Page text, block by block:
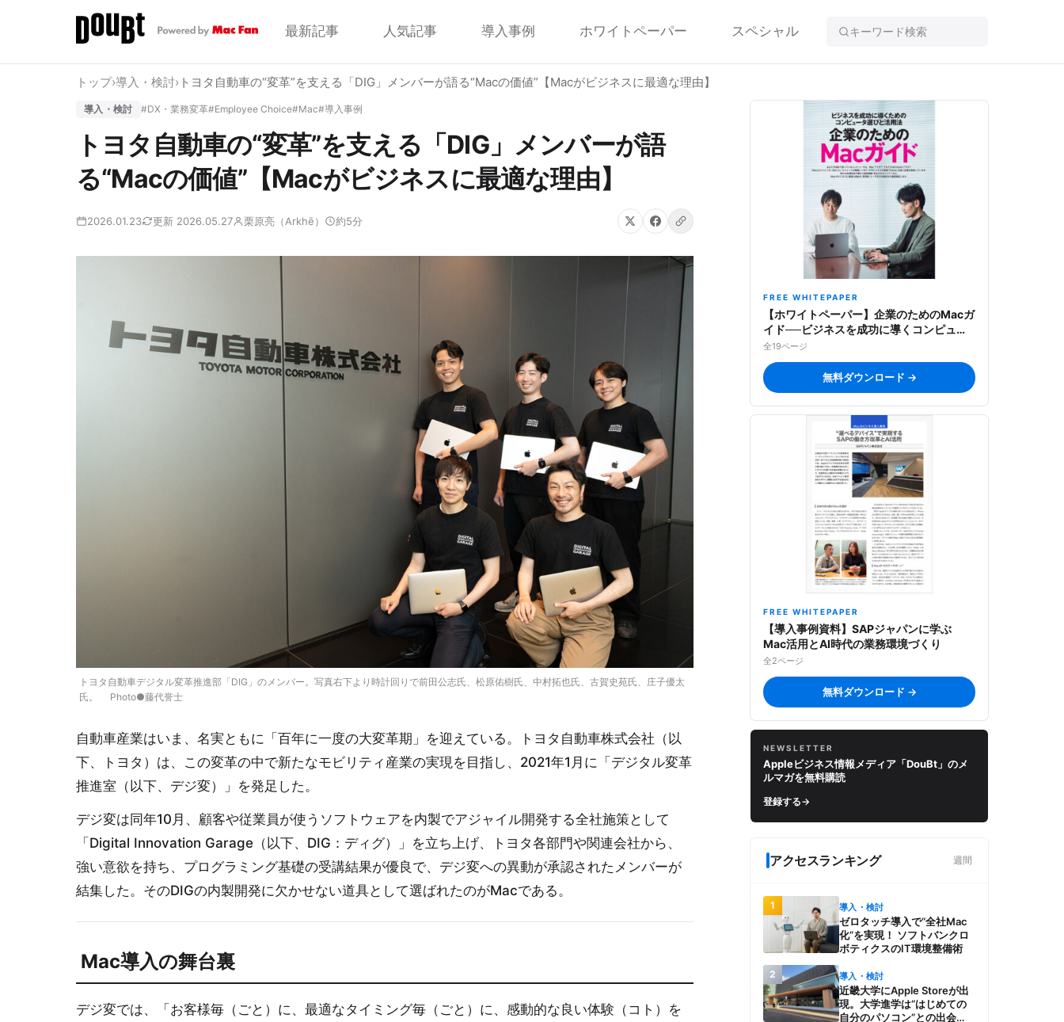
最新記事 人気記事 導入事例 ホワイトペーパー スペシャル
トップ›導入・検討› トヨタ自動車の“変革”を支える「DIG」メンバーが語る“Macの価値”【Macがビジネスに最適な理由】
導入・検討 #DX・業務変革#Employee Choice#Mac#導入事例
トヨタ自動車の“変革”を支える「DIG」メンバーが語
る“Macの価値”【Macがビジネスに最適な理由】
2026.01.23 更新 2026.05.27 栗原亮（Arkhē） 約5分
トヨタ自動車デジタル変革推進部「DIG」のメンバー。写真右下より時計回りで前田公志氏、松原佑樹氏、中村拓也氏、古賀史苑氏、庄子優太
氏。 Photo●藤代誉士
自動車産業はいま、名実ともに「百年に一度の大変革期」を迎えている。トヨタ自動車株式会社（以
下、トヨタ）は、この変革の中で新たなモビリティ産業の実現を目指し、2021年1月に「デジタル変革
推進室（以下、デジ変）」を発足した。
デジ変は同年10月、顧客や従業員が使うソフトウェアを内製でアジャイル開発する全社施策として
「Digital Innovation Garage（以下、DIG：ディグ）」を立ち上げ、トヨタ各部門や関連会社から、
強い意欲を持ち、プログラミング基礎の受講結果が優良で、デジ変への異動が承認されたメンバーが
結集した。そのDIGの内製開発に欠かせない道具として選ばれたのがMacである。
Mac導入の舞台裏
デジ変では、「お客様毎（ごと）に、最適なタイミング毎（ごと）に、感動的な良い体験（コト）を
FREE WHITEPAPER
【ホワイトペーパー】企業のためのMacガ
イド──ビジネスを成功に導くコンピュー
タ選びと活用法
全19ページ
無料ダウンロード →
FREE WHITEPAPER
【導入事例資料】SAPジャパンに学ぶ
Mac活用とAI時代の業務環境づくり
全2ページ
無料ダウンロード →
NEWSLETTER
Appleビジネス情報メディア「DouBt」のメ
ルマガを無料購読
登録する→
アクセスランキング 週間
1 導入・検討
ゼロタッチ導入で“全社Mac
化”を実現！ ソフトバンクロ
ボティクスのIT環境整備術
2 導入・検討
近畿大学にApple Storeが出
現。大学進学は“はじめての
自分のパソコン”との出会